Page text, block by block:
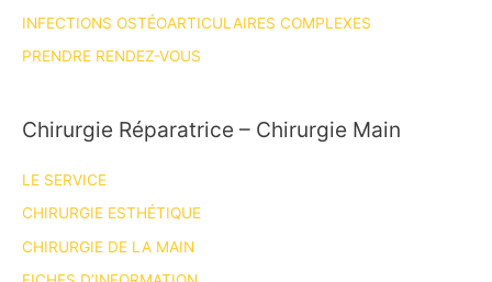
INFECTIONS OSTÉOARTICULAIRES COMPLEXES
PRENDRE RENDEZ-VOUS
Chirurgie Réparatrice – Chirurgie Main
LE SERVICE
CHIRURGIE ESTHÉTIQUE
CHIRURGIE DE LA MAIN